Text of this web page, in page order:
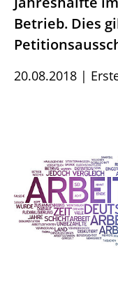
Betrieb. Dies
20.08.2018 |